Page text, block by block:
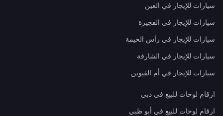
سيارات للإيجار في العين
سيارات للإيجار في الفجيرة
سيارات للإيجار في رأس الخيمة
سيارات للإيجار في الشارقة
سيارات للإيجار في أم القيوين
ارقام لوحات للبيع في دبي
ارقام لوحات للبيع في أبو ظبي